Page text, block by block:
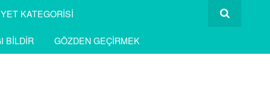
KATEGORISI
BILDIR GÖZDEN GEÇIRMEK